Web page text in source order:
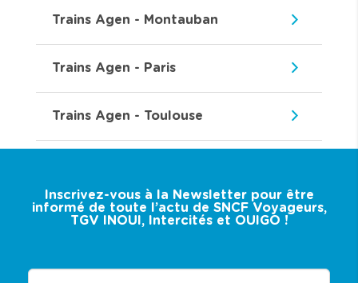
Trains Agen - Montauban
Trains Agen - Paris
Trains Agen - Toulouse
Inscrivez-vous à la Newsletter pour être
informé de toute l’actu de SNCF Voyageurs,
TGV INOUI, Intercités et OUIGO !